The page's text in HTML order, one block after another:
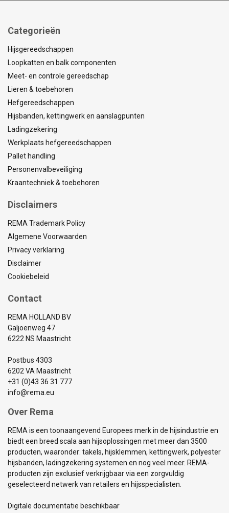
Categorieën
Hijsgereedschappen
Loopkatten en balk componenten
Meet- en controle gereedschap
Lieren & toebehoren
Hefgereedschappen
Hijsbanden, kettingwerk en aanslagpunten
Ladingzekering
Werkplaats hefgereedschappen
Pallet handling
Personenvalbeveiliging
Kraantechniek & toebehoren
Disclaimers
REMA Trademark Policy
Algemene Voorwaarden
Privacy verklaring
Disclaimer
Cookiebeleid
Contact
REMA HOLLAND BV
Galjoenweg 47
6222 NS Maastricht
Postbus 4303
6202 VA Maastricht
+31 (0)43 36 31 777
info@rema.eu
Over Rema
REMA is een toonaangevend Europees merk in de hijsindustrie en
biedt een breed scala aan hijsoplossingen met meer dan 3500
producten, waaronder: takels, hijsklemmen, kettingwerk, polyester
hijsbanden, ladingzekering systemen en nog veel meer. REMA-
producten zijn exclusief verkrijgbaar via een zorgvuldig
geselecteerd netwerk van retailers en hijsspecialisten.
Digitale documentatie beschikbaar